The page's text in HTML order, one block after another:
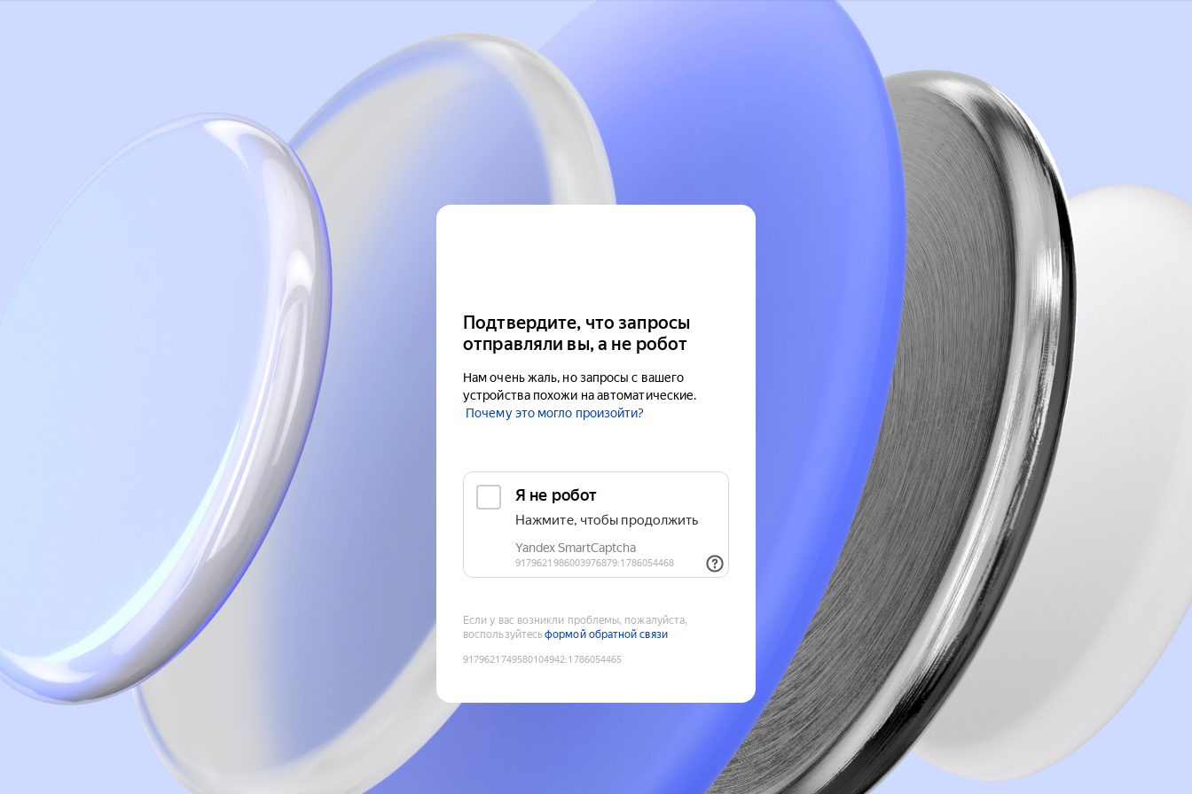
Подтвердите, что запросы
отправляли вы, а не робот
Нам очень жаль, но запросы с вашего
устройства похожи на автоматические.
Почему это могло произойти?
Если у вас возникли проблемы, пожалуйста,
воспользуйтесьформой обратной связи
9179621749580104942:1786054465